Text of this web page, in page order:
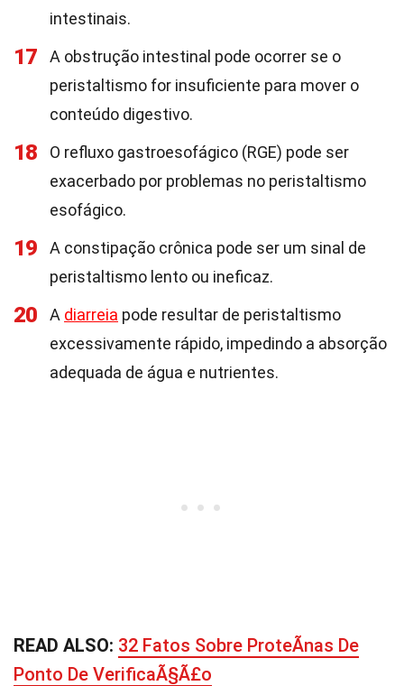
intestinais.
17
A obstrução intestinal pode ocorrer se o
peristaltismo for insuficiente para mover o
conteúdo digestivo.
18
O refluxo gastroesofágico (RGE) pode ser
exacerbado por problemas no peristaltismo
esofágico.
19
A constipação crônica pode ser um sinal de
peristaltismo lento ou ineficaz.
20 A diarreia pode resultar de peristaltismo
excessivamente rápido, impedindo a absorção
adequada de água e nutrientes.
READ ALSO: 32 Fatos Sobre ProteÃ­nas De
Ponto De VerificaÃ§Ã£o